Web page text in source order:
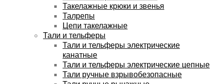
Такелажные крюки и звенья
Талрепы
Цепи такелажные
Тали и тельферы
Тали и тельферы электрические
канатные
Тали и тельферы электрические цепные
Тали ручные взрывобезопасные